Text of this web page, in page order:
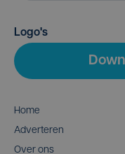
Logo's
Home
Adverteren
Over ons